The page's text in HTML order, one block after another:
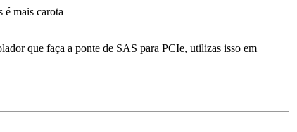
é mais carota
que faça a ponte de SAS para PCIe, utilizas isso em